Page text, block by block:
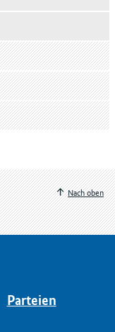
Nach oben
Parteien